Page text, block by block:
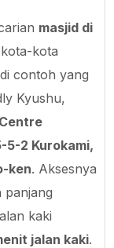
masjid di
kota
contoh yang
Kyushu,
5-2 Kurokami,
ken. Aksesnya
panjang
kaki
jalan kaki.